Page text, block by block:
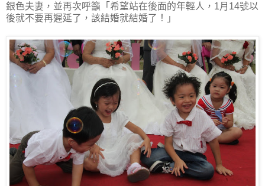
銀色夫妻，並再次呼籲「希望站在後面的年輕人，1月14號以
後就不要再遲延了，該結婚就結婚了！」